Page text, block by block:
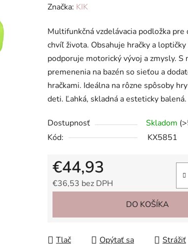
hodnotenie
je
0,0
z
5
hviezdičiek.
Značka: KIK
Multifunkčná vzdelávacia podložka pre
chvíľ života. Obsahuje hračky a loptičky
podporuje motorický vývoj a zmysly. S
premenenia na bazén so sieťou a
hračkami. Ideálna na rôzne spôsoby
deti. Ľahká, skladná a esteticky balená.
Dostupnosť Skladom
Kód:
KX5851
€44,93
€36,53 bez DPH
DO KOŠÍKA
Tlač Opýtať sa
Strážiť